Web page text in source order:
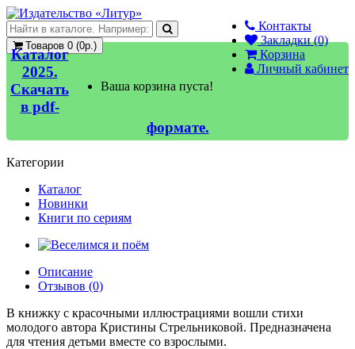
Контакты
Закладки (0)
Корзина
Личный кабинет
Товаров 0 (0р.)
Ваша корзина пуста!
Каталог
2025.
Скачать
в pdf-
формате.
Категории
Каталог
Новинки
Книги по сериям
Описание
Отзывов (0)
В книжку с красочными иллюстрациями вошли стихи
молодого автора Кристины Стрельниковой. Предназначена
для чтения детьми вместе со взрослыми.